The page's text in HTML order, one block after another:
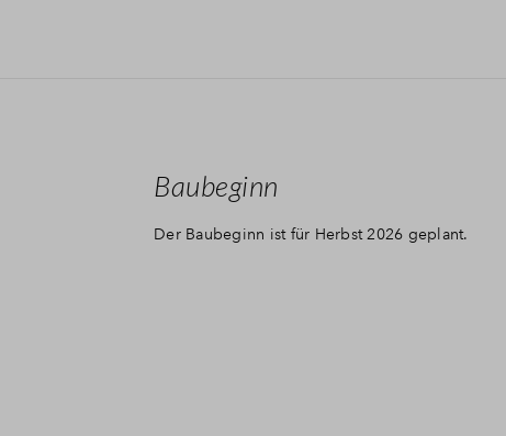
Baubeginn
Der Baubeginn ist für Herbst 2026 geplant.